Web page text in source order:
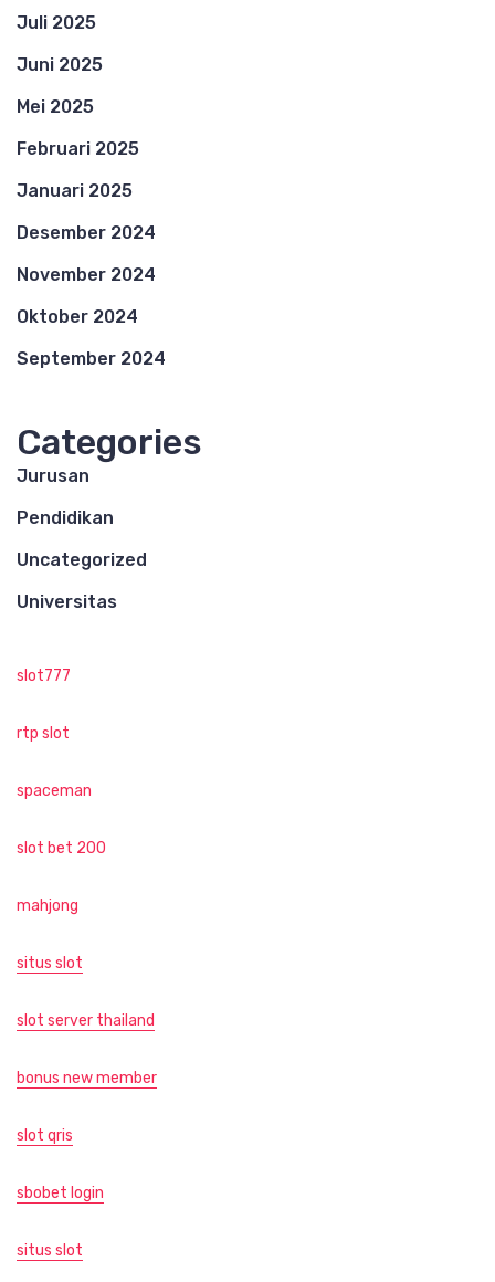
Juli 2025
Juni 2025
Mei 2025
Februari 2025
Januari 2025
Desember 2024
November 2024
Oktober 2024
September 2024
Categories
Jurusan
Pendidikan
Uncategorized
Universitas
slot777
rtp slot
spaceman
slot bet 200
mahjong
situs slot
slot server thailand
bonus new member
slot qris
sbobet login
situs slot